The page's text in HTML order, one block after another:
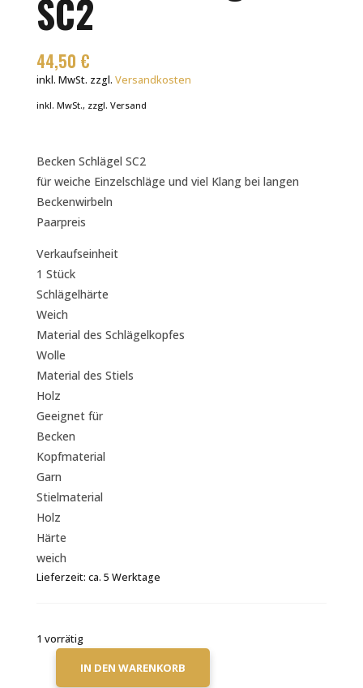
SC2
44,50 €
inkl. MwSt. zzgl. Versandkosten
inkl. MwSt., zzgl. Versand
Becken Schlägel SC2
für weiche Einzelschläge und viel Klang bei langen
Beckenwirbeln
Paarpreis
Verkaufseinheit
1 Stück
Schlägelhärte
Weich
Material des Schlägelkopfes
Wolle
Material des Stiels
Holz
Geeignet für
Becken
Kopfmaterial
Garn
Stielmaterial
Holz
Härte
weich
Lieferzeit: ca. 5 Werktage
1 vorrätig
IN DEN WARENKORB